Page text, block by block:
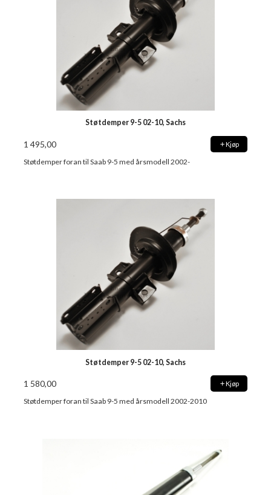
Støtdemper 9-5 02-10, Sachs
1 495,00 Kjøp
Støtdemper foran til Saab 9-5 med årsmodell 2002-
Støtdemper 9-5 02-10, Sachs
1 580,00 Kjøp
Støtdemper foran til Saab 9-5 med årsmodell 2002-2010